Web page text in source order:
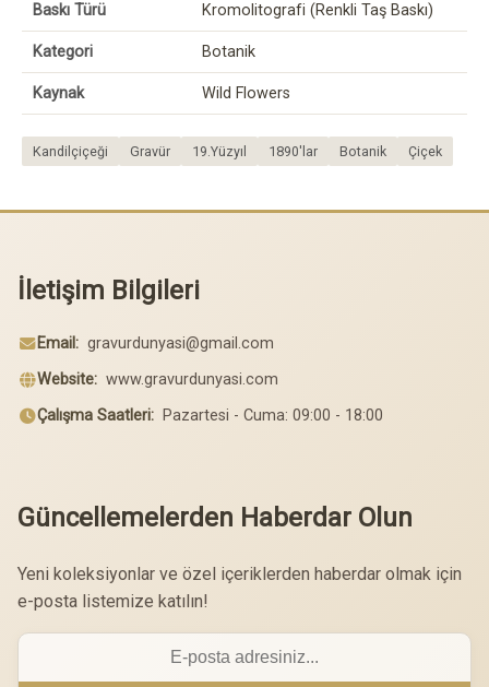
Baskı Türü Kromolitografi (Renkli Taş Baskı)
Kategori Botanik
Kaynak Wild Flowers
Kandilçiçeği Gravür 19.Yüzyıl 1890'lar Botanik Çiçek
İletişim Bilgileri
Email: gravurdunyasi@gmail.com
Website: www.gravurdunyasi.com
Çalışma Saatleri: Pazartesi - Cuma: 09:00 - 18:00
Güncellemelerden Haberdar Olun
Yeni koleksiyonlar ve özel içeriklerden haberdar olmak için
e-posta listemize katılın!